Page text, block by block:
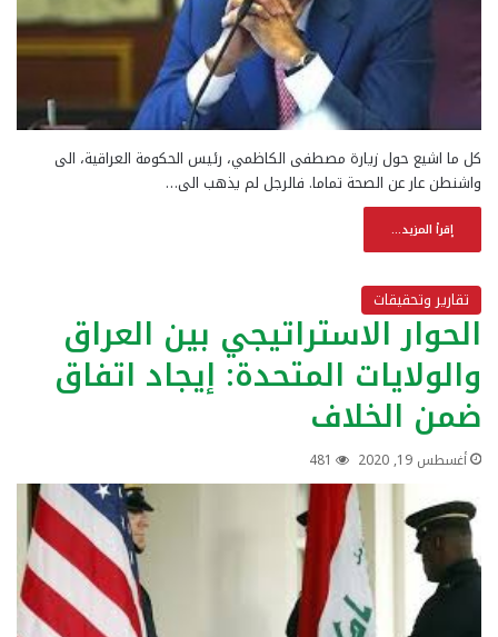
كل ما اشيع حول زيارة مصطفى الكاظمي، رئيس الحكومة العراقية، الى
واشنطن عار عن الصحة تماما. فالرجل لم يذهب الى…
إقرأ المزيد...
تقارير وتحقيقات
الحوار الاستراتيجي بين العراق
والولايات المتحدة: إيجاد اتفاق
ضمن الخلاف
أغسطس 19, 2020 481